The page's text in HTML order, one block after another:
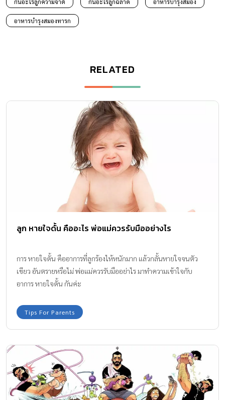
อาหารบำรุงสมองทารก
RELATED
ลูก หายใจดั้น คืออะไร พ่อแม่ควรรับมืออย่างไร
การ หายใจดั้น คืออาการที่ลูกร้องไห้หนักมาก แล้วกลั้นหายใจจนตัว
เขียว อันตรายหรือไม่ พ่อแม่ควรรับมืออย่าไร มาทำความเข้าใจกับ
อาการ หายใจดั้น กันค่ะ
Tips For Parents